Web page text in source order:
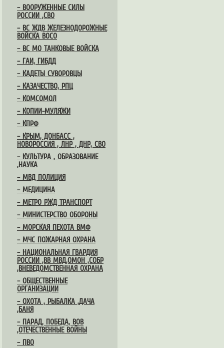
– ВООРУЖЕННЫЕ СИЛЫ
РОССИИ ,СВО
– ВС ЖДВ ЖЕЛЕЗНОДОРОЖНЫЕ
ВОЙСКА ВОСО
– ВС МО ТАНКОВЫЕ ВОЙСКА
– ГАИ, ГИБДД
– КАДЕТЫ СУВОРОВЦЫ
– КАЗАЧЕСТВО, РПЦ
– КОМСОМОЛ
– КОПИИ-МУЛЯЖИ
– КПРФ
– КРЫМ, ДОНБАСС ,
НОВОРОССИЯ , ЛНР , ДНР, СВО
– КУЛЬТУРА , ОБРАЗОВАНИЕ
,НАУКА
– МВД ПОЛИЦИЯ
– МЕДИЦИНА
– МЕТРО РЖД ТРАНСПОРТ
– МИНИСТЕРСТВО ОБОРОНЫ
– МОРСКАЯ ПЕХОТА ВМФ
– МЧС ПОЖАРНАЯ ОХРАНА
– НАЦИОНАЛЬНАЯ ГВАРДИЯ
РОССИИ ,ВВ МВД,ОМОН ,СОБР
,ВНЕВЕДОМСТВЕННАЯ ОХРАНА
– ОБЩЕСТВЕННЫЕ
ОРГАНИЗАЦИИ
– ОХОТА , РЫБАЛКА ,ДАЧА
,БАНЯ
– ПАРАД, ПОБЕДА, ВОВ
,ОТЕЧЕСТВЕННЫЕ ВОЙНЫ
– ПВО